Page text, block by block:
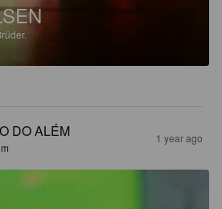
DO ALÉM 1 year ago